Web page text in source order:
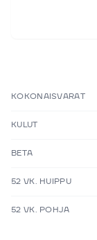
KOKONAISVARAT
KULUT
BETA
52 VK. HUIPPU
52 VK. POHJA